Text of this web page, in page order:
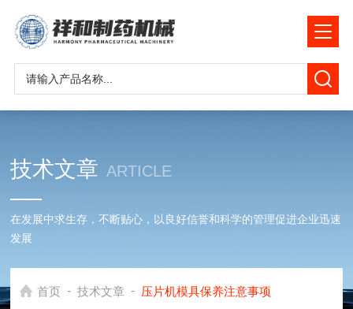
技术文章 ARTICLE
在发展中求生存，不断贴心，以良好信誉和科学的管理促进企业迅速
发展
首页 - 技术文章 - 压片机模具保养注意事项